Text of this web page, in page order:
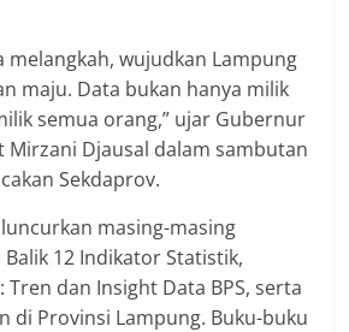
melangkah, wujudkan Lampung
maju. Data bukan hanya milik
semua orang,” ujar Gubernur
Mirzani Djausal dalam sambutan
Sekdaprov.
masing-masing
12 Indikator Statistik,
dan Insight Data BPS, serta
di Provinsi Lampung. Buku-buku